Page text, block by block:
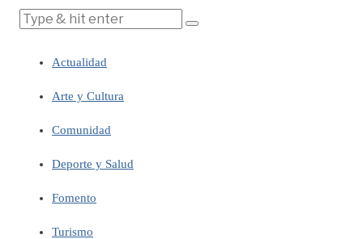
Actualidad
Arte y Cultura
Comunidad
Deporte y Salud
Fomento
Turismo